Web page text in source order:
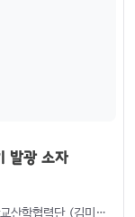
발광 소자
; 김윤희; 권순기; 백장열)